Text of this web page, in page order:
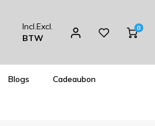
Incl.Excl.
BTW
0
Blogs Cadeaubon